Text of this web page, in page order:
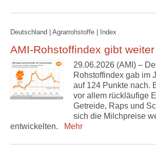
Deutschland | Agrarrohstoffe | Index
AMI-Rohstoffindex gibt
29.06.2026 (AMI) –
Rohstoffindex gab im
auf 124 Punkte nach.
vor allem rückläufige
Getreide, Raps und
sich die Milchpreise
entwickelten.
Mehr